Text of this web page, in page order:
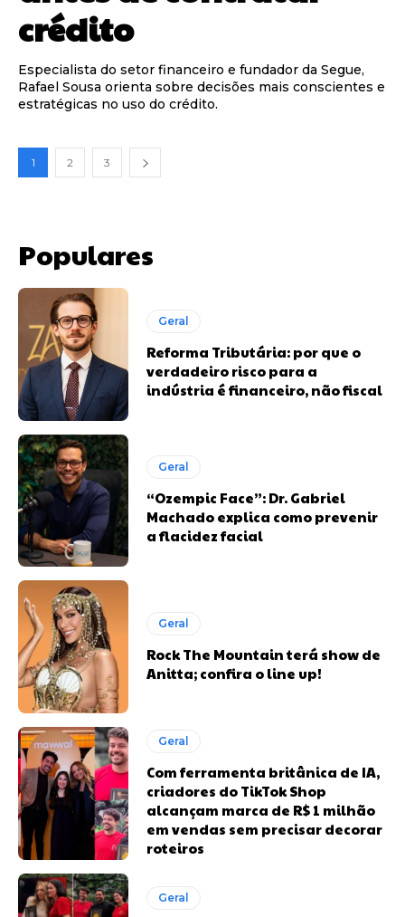
crédito
Especialista do setor financeiro e fundador da Segue,
Rafael Sousa orienta sobre decisões mais conscientes e
estratégicas no uso do crédito.
1 2 3
Populares
Geral
Reforma Tributária: por que o
verdadeiro risco para a
indústria é financeiro, não fiscal
Geral
“Ozempic Face”: Dr. Gabriel
Machado explica como prevenir
a flacidez facial
Geral
Rock The Mountain terá show de
Anitta; confira o line up!
Geral
Com ferramenta britânica de IA,
criadores do TikTok Shop
alcançam marca de R$ 1 milhão
em vendas sem precisar decorar
roteiros
Geral